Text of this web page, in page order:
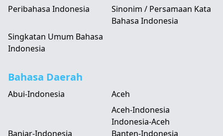
Peribahasa Indonesia
Sinonim / Persamaan Kata
Bahasa Indonesia
Singkatan Umum Bahasa
Indonesia
Bahasa Daerah
Abui-Indonesia
Aceh
Aceh-Indonesia
Indonesia-Aceh
Banjar-Indonesia
Banten-Indonesia